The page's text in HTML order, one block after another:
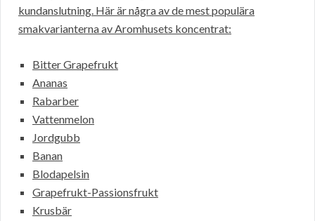
kundanslutning. Här är några av de mest populära
smakvarianterna av Aromhusets koncentrat:
Bitter Grapefrukt
Ananas
Rabarber
Vattenmelon
Jordgubb
Banan
Blodapelsin
Grapefrukt-Passionsfrukt
Krusbär